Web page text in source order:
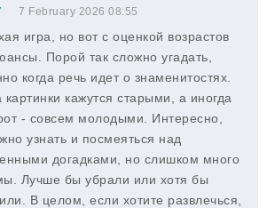
7 February 2026 08:55
игра, но вот с оценкой возрастов
Порой так сложно угадать,
когда речь идет о знаменитостях.
картинки кажутся старыми, а иногда
- совсем молодыми. Интересно,
узнать и посмеяться над
догадками, но слишком много
Лучше бы убрали или хотя бы
В целом, если хотите развлечься,